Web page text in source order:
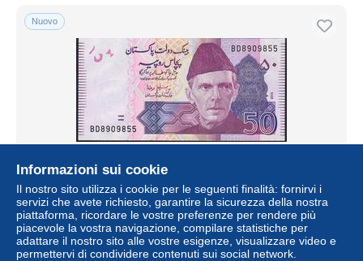
Nuovo
PAKISTAN P47c 50 RUPEES 2010 #BD = FIRST PREFIX
UNC.
± 5,20 USD
Informazioni sui cookie
Il nostro sito utilizza i cookie per le seguenti finalità: fornirvi i
servizi che avete richiesto, garantire la sicurezza della nostra
piattaforma, ricordare le vostre preferenze per rendere più
piacevole la vostra navigazione, compilare statistiche per
adattare il nostro sito alle vostre esigenze, visualizzare video e
permettervi di condividere contenuti sui social network.